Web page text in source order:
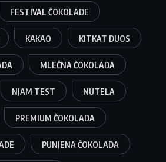
FESTIVAL ČOKOLADE
KAKAO KITKAT DUOS
MLEČNA ČOKOLADA
NJAM TEST NUTELA
PREMIUM ČOKOLADA
PUNJENA ČOKOLADA